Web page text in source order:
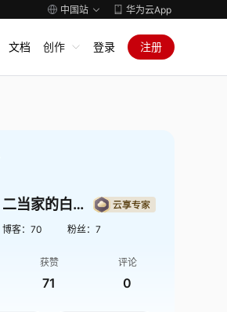
中国站 华为云App
文档 创作 登录 注册
二当家的白帽子
博客： 70 粉丝： 7
获赞
71
评论
0